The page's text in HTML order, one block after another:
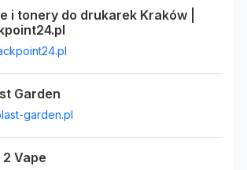
i tonery do drukarek Kraków |
Garden
garden.pl
Vape